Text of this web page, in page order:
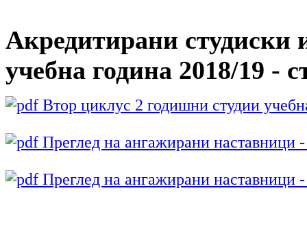
Акредитирани студиски
учебна година 2018/19 -
Втор циклус 2 годишни студии
Преглед на ангажирани наставници
Преглед на ангажирани наставници